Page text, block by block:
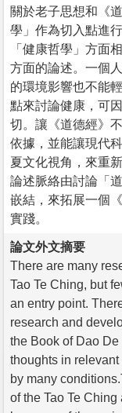
關於老子思想和《
學」作為切入點進
「健康哲學」方面
方面的論述。一個
的環境影響也不能
點來討論健康，可
切。讓《道德經》
依據，並能讓現代
夏文化視角，來重
論述脈絡由討論「
嵌結，來拓展一個
實踐。
論文外文摘要
There are many
Tao Te Ching, but
an entry point.
research and
the Book of Dao
thoughts in
by many
of the Tao Te